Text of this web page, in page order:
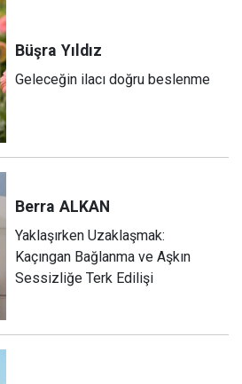
Büşra Yıldız
Geleceğin ilacı doğru beslenme
Berra ALKAN
Yaklaşırken Uzaklaşmak:
Kaçıngan Bağlanma ve Aşkın
Sessizliğe Terk Edilişi